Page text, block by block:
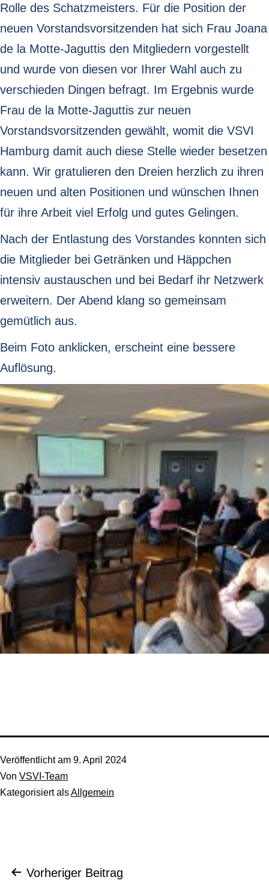
Rolle des Schatzmeisters. Für die Position der
neuen Vorstandsvorsitzenden hat sich Frau Joana
de la Motte-Jaguttis den Mitgliedern vorgestellt
und wurde von diesen vor Ihrer Wahl auch zu
verschieden Dingen befragt. Im Ergebnis wurde
Frau de la Motte-Jaguttis zur neuen
Vorstandsvorsitzenden gewählt, womit die VSVI
Hamburg damit auch diese Stelle wieder besetzen
kann. Wir gratulieren den Dreien herzlich zu ihren
neuen und alten Positionen und wünschen Ihnen
für ihre Arbeit viel Erfolg und gutes Gelingen.
Nach der Entlastung des Vorstandes konnten sich
die Mitglieder bei Getränken und Häppchen
intensiv austauschen und bei Bedarf ihr Netzwerk
erweitern. Der Abend klang so gemeinsam
gemütlich aus.
Beim Foto anklicken, erscheint eine bessere
Auflösung.
Veröffentlicht am 9. April 2024
Von VSVI-Team
Kategorisiert alsAllgemein
Vorheriger Beitrag